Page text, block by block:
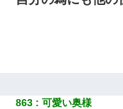
863 可愛い奥様